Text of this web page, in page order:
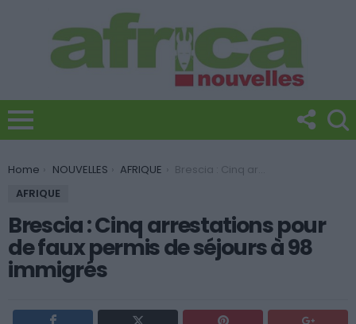
You are here:
Home NOUVELLES AFRIQUE
Brescia : Cinq arrestations pour de faux permis de séjours à 98 immigrés
AFRIQUE
Brescia : Cinq arrestations pour
de faux permis de séjours à 98
immigrés